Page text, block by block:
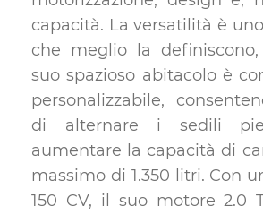
capacità. La versatilità è
che meglio la
suo spazioso abitacolo è
personalizzabile,
di alternare i sedili
aumentare la capacità di
massimo di 1.350 litri. Con
150 CV, il suo motore 2.0